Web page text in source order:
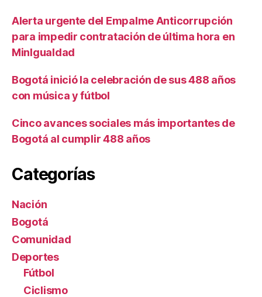
Alerta urgente del Empalme Anticorrupción
para impedir contratación de última hora en
MinIgualdad
Bogotá inició la celebración de sus 488 años
con música y fútbol
Cinco avances sociales más importantes de
Bogotá al cumplir 488 años
Categorías
Nación
Bogotá
Comunidad
Deportes
Fútbol
Ciclismo